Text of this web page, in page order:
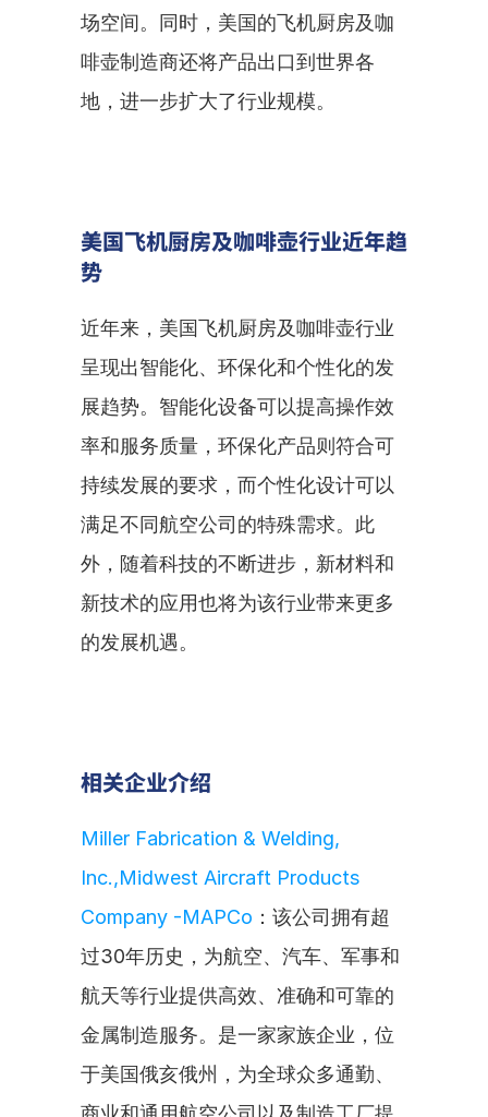
场空间。同时，美国的飞机厨房及咖
啡壶制造商还将产品出口到世界各
地，进一步扩大了行业规模。
美国飞机厨房及咖啡壶行业近年趋
势
近年来，美国飞机厨房及咖啡壶行业
呈现出智能化、环保化和个性化的发
展趋势。智能化设备可以提高操作效
率和服务质量，环保化产品则符合可
持续发展的要求，而个性化设计可以
满足不同航空公司的特殊需求。此
外，随着科技的不断进步，新材料和
新技术的应用也将为该行业带来更多
的发展机遇。
相关企业介绍
Miller Fabrication & Welding,
Inc.,Midwest Aircraft Products
Company -MAPCo ：该公司拥有超
过30年历史，为航空、汽车、军事和
航天等行业提供高效、准确和可靠的
金属制造服务。是一家家族企业，位
于美国俄亥俄州，为全球众多通勤、